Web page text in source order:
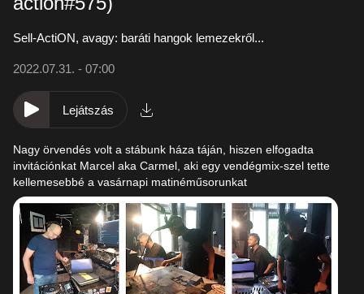
Sell-ActiON, avagy: baráti hangok lemezekről...
2022.07.31. - 07:00
Lejátszás
Nagy örvendés volt a stábunk háza táján, hiszen elfogadta
invitációnkat Marcel aka Carmel, aki egy vendégmix-szel tette
kellemesebbé a vasárnapi matinéműsorunkat